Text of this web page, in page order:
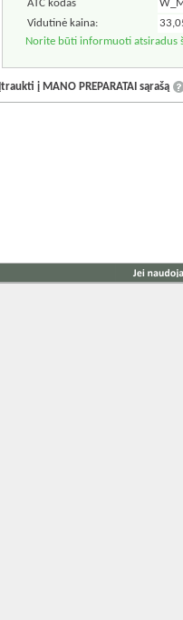
ATC kodas
Vidutinė kaina:
Norite būti informuoti atsiradus
Įtraukti į MANO PREPARATAI sąrašą